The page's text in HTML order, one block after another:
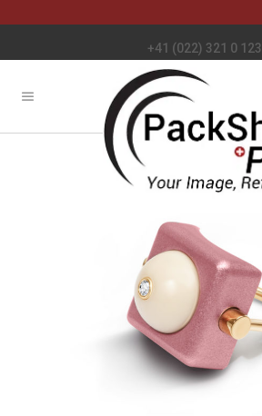
+41 (022) 321 0 123